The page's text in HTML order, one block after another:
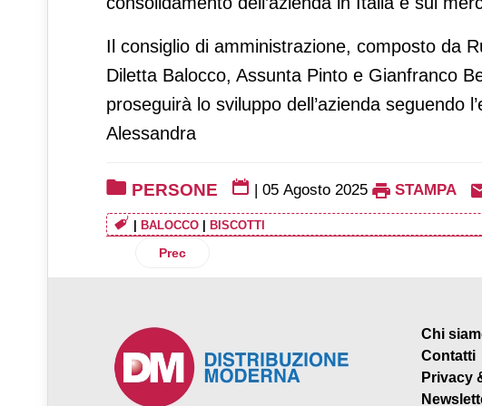
Il consiglio di amministrazione, composto da
Diletta Balocco, Assunta Pinto e Gianfranco
proseguirà lo sviluppo dell’azienda seguendo
Alessandra
PERSONE | 05 Agosto 2025 STAMPA
| BALOCCO | BISCOTTI
Articolo precedente: Coop Alleanza 3.0, Francesca
Prec
Chi
Contatti
Privacy